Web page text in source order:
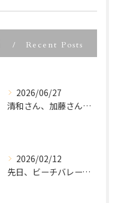
Recent Posts
2026/06/27
清和さん、加藤さん、宮城県ビーチバレー大会優勝、本当におめで...
2026/02/12
先日、ビーチバレーでご活躍中の